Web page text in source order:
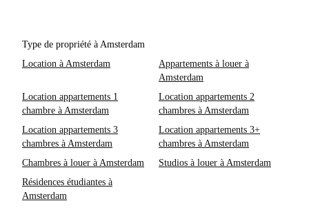
Type de propriété à Amsterdam
Location à Amsterdam
Appartements à louer à
Amsterdam
Location appartements 1
chambre à Amsterdam
Location appartements 2
chambres à Amsterdam
Location appartements 3
chambres à Amsterdam
Location appartements 3+
chambres à Amsterdam
Chambres à louer à Amsterdam
Studios à louer à Amsterdam
Résidences étudiantes à
Amsterdam